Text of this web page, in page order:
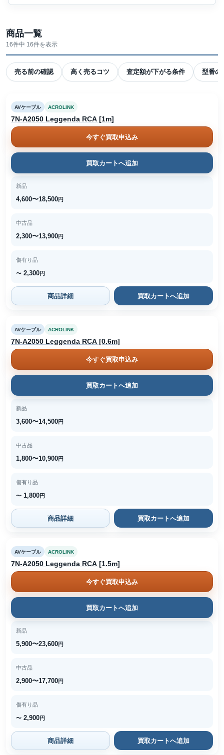
商品一覧
16件中 16件を表示
売る前の確認 高く売るコツ 査定額が下がる条件 型番の
AVケーブル ACROLINK
7N-A2050 Leggenda RCA [1m]
今すぐ買取申込み
買取カートへ追加
新品
4,600〜18,500円
中古品
2,300〜13,900円
傷有り品
〜 2,300円
商品詳細 買取カートへ追加
AVケーブル ACROLINK
7N-A2050 Leggenda RCA [0.6m]
今すぐ買取申込み
買取カートへ追加
新品
3,600〜14,500円
中古品
1,800〜10,900円
傷有り品
〜 1,800円
商品詳細 買取カートへ追加
AVケーブル ACROLINK
7N-A2050 Leggenda RCA [1.5m]
今すぐ買取申込み
買取カートへ追加
新品
5,900〜23,600円
中古品
2,900〜17,700円
傷有り品
〜 2,900円
商品詳細 買取カートへ追加